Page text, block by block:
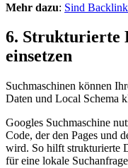
Mehr dazu: Sind
6. Strukturierte
einsetzen
Suchmaschinen können
Daten und Local Schema
Googles Suchmaschine
Code, der den Pages und
wird. So hilft strukturierte
für eine lokale